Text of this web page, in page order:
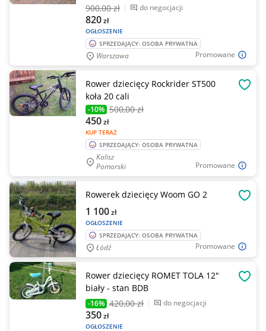
Promowane
900,00 zł do negocjacji
OGŁOSZENIE
820zł
SPRZEDAJĄCY: OSOBA PRYWATNA
Warszawa
Promowane
Rower dziecięcy Rockrider ST500
koła 20 cali
-10% 500,00 zł
KUP TERAZ
450zł
SPRZEDAJĄCY: OSOBA PRYWATNA
Kalisz
Pomorski
Promowane
Rowerek dziecięcy Woom GO 2
OGŁOSZENIE
1 100zł
SPRZEDAJĄCY: OSOBA PRYWATNA
Łódź
Rower dziecięcy ROMET TOLA 12"
biały - stan BDB
-16% 420,00 zł do negocjacji
OGŁOSZENIE
350zł